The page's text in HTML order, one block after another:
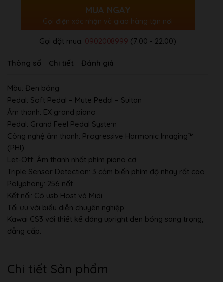
MUA NGAY
Gọi điện xác nhận và giao hàng tận nơi
Gọi đặt mua: 0902008999 (7:00 - 22:00)
Thông số Chi tiết Đánh giá
Màu: Đen bóng
Pedal: Soft Pedal – Mute Pedal – Suitan
Âm thanh: EX grand piano
Pedal: Grand Feel Pedal System
Công nghệ âm thanh: Progressive Harmonic Imaging™
(PHI)
Let-Off: Âm thanh nhất phím piano cơ
Triple Sensor Detection: 3 cảm biến phím độ nhạy rất cao
Polyphony: 256 nốt
Kết nối: Có usb Host và Midi
Tối ưu với biểu diễn chuyên nghiệp.
Kawai CS3 với thiết kế dáng upright đen bóng sang trọng,
đẳng cấp.
Chi tiết Sản phẩm